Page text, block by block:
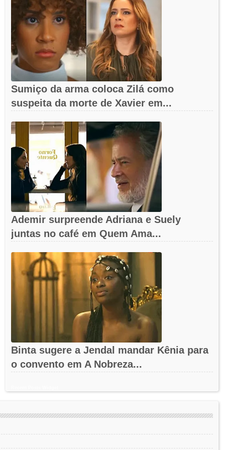
Sumiço da arma coloca Zilá como
suspeita da morte de Xavier em...
Ademir surpreende Adriana e Suely
juntas no café em Quem Ama...
Binta sugere a Jendal mandar Kênia para
o convento em A Nobreza...